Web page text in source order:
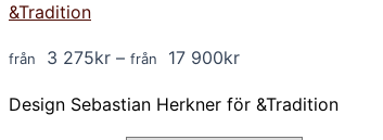
&Tradition
3 275kr – 17 900kr
Design Sebastian Herkner för &Tradition